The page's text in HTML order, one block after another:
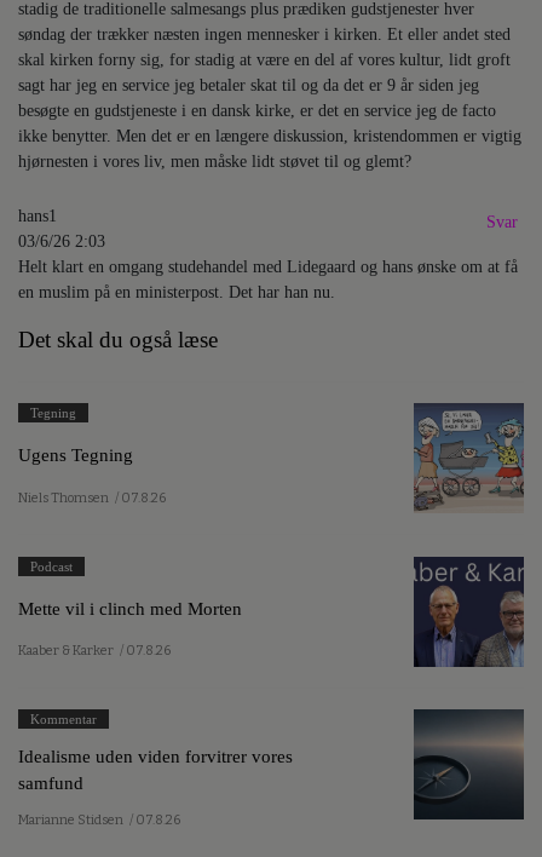
stadig de traditionelle salmesangs plus prædiken gudstjenester hver
søndag der trækker næsten ingen mennesker i kirken. Et eller andet sted
skal kirken forny sig, for stadig at være en del af vores kultur, lidt groft
sagt har jeg en service jeg betaler skat til og da det er 9 år siden jeg
besøgte en gudstjeneste i en dansk kirke, er det en service jeg de facto
ikke benytter. Men det er en længere diskussion, kristendommen er vigtig
hjørnesten i vores liv, men måske lidt støvet til og glemt?
hans1
03/6/26 2:03
Helt klart en omgang studehandel med Lidegaard og hans ønske om at få
en muslim på en ministerpost. Det har han nu.
Svar
Det skal du også læse
Tegning
Ugens Tegning
Niels Thomsen / 07.8.26
Podcast
Mette vil i clinch med Morten
Kaaber & Karker / 07.8.26
Kommentar
Idealisme uden viden forvitrer vores
samfund
Marianne Stidsen / 07.8.26